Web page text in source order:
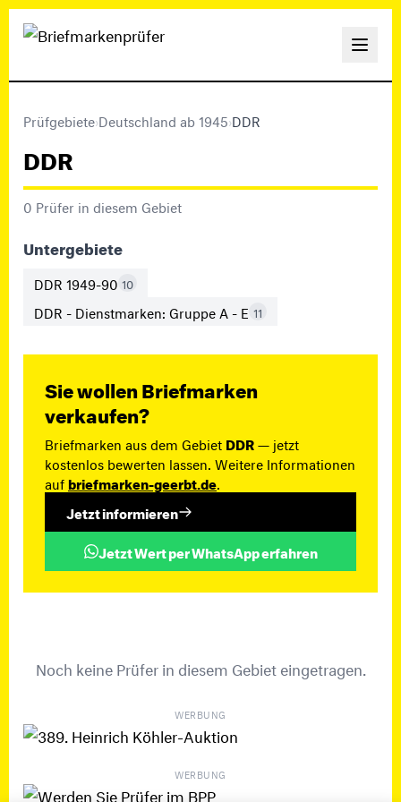
Prüfgebiete›Deutschland ab 1945›DDR
DDR
0 Prüfer in diesem Gebiet
Untergebiete
DDR 1949-90 10
DDR - Dienstmarken: Gruppe A - E 11
Sie wollen Briefmarken
verkaufen?
Briefmarken aus dem Gebiet DDR— jetzt
kostenlos bewerten lassen. Weitere Informationen
aufbriefmarken-geerbt.de
Jetzt informieren
Jetzt Wert per WhatsApp erfahren
Noch keine Prüfer in diesem Gebiet eingetragen.
WERBUNG
WERBUNG